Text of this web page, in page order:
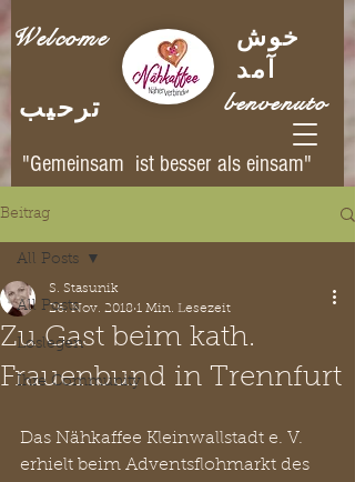
Welcome
ترحيب
خوش
آمد
benvenuto
"Gemeinsam ist besser als einsam"
Beitrag
All Posts
Loslegen
Ihre Community
All Posts
Zu Gast beim kath.
Frauenbund in Trennfurt
S. Stasunik
26. Nov. 2018 1 Min. Lesezeit
Das Nähkaffee Kleinwallstadt e. V.
erhielt beim Adventsflohmarkt des